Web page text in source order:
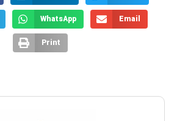
WhatsApp Email
Print